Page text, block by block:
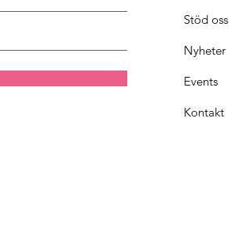
Stöd oss
Nyheter
Events
Kontakt